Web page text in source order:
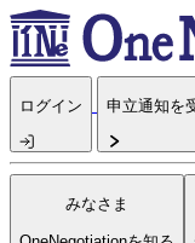
ログイン 申立通知を
みなさま